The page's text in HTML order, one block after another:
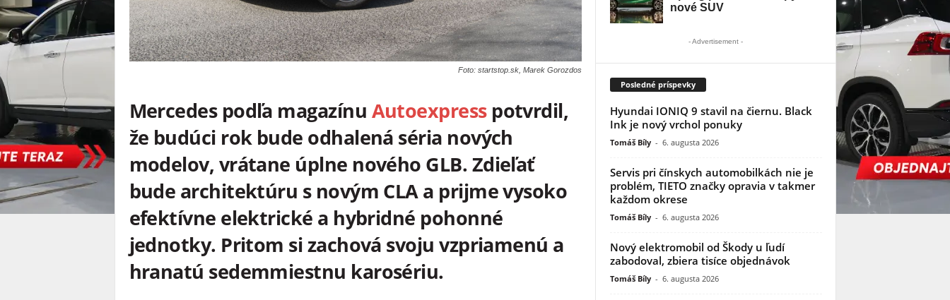
Foto: startstop.sk, Marek Gorozdos
Mercedes podľa magazínu Autoexpresspotvrdil,
že budúci rok bude odhalená séria nových
modelov, vrátane úplne nového GLB. Zdieľať
bude architektúru s novým CLA a prijme vysoko
efektívne elektrické a hybridné pohonné
jednotky. Pritom si zachová svoju vzpriamenú a
hranatú sedemmiestnu karosériu.
- Advertisement -
Posledné príspevky
Hyundai IONIQ 9 stavil na čiernu. Black
Ink je nový vrchol ponuky
Tomáš Bíly - 6. augusta 2026
Servis pri čínskych automobilkách nie je
problém, TIETO značky opravia v takmer
každom okrese
Tomáš Bíly - 6. augusta 2026
Nový elektromobil od Škody u ľudí
zabodoval, zbiera tisíce objednávok
Tomáš Bíly - 6. augusta 2026